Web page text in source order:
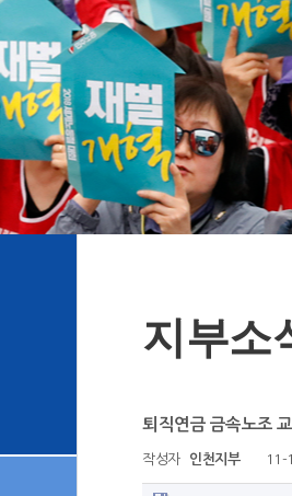
지부소
퇴직연금 금속노조
작성자 인천지부 11-